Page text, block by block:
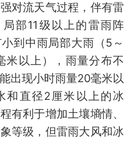
对流天气过程，伴有雷
部11级以上的雷雨阵
到中雨局部大雨（5～
米以上），雨量分布不
出现小时雨量20毫米以
和直径2厘米以上的冰
有利于增加土壤墒情、
等级，但雷雨大风和冰